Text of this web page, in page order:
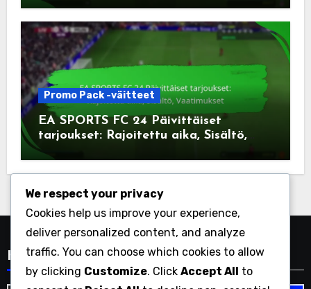
Promo Pack -väitteet
EA SPORTS FC 24 Päivittäiset
tarjoukset: Rajoitettu aika, Sisältö,
Vaatimukset
Haku
We respect your privacy
Cookies help us improve your experience,
deliver personalized content, and analyze
traffic. You can choose which cookies to allow
by clicking Customize. Click Accept All to